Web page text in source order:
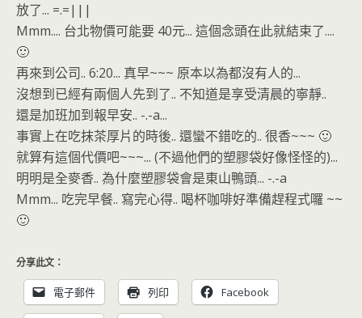
放了... =.=|||
Mmm.... 台北物價可能要 40元... 這個念頭在此就結束了....
🙂
再來到公司.. 6:20... 真早~~~ 原本以為都沒有人的...
沒想到已經有兩個人先到了.. 不知道是享受清晨的寧靜..
還是加班加到報早安.. -.-a...
事實上在吃抹茶厚片的時後.. 還蠻不錯吃的.. 很香~~~ 🙂
就算有這個代價吧~~~... (不過他們的塑膠袋好像怪怪的)...
明明是全麥香.. 為什麼塑膠袋會是東山鴨頭... -.-a
Mmm... 吃完早餐.. 寫完心得.. 喝杯咖啡好準備趕程式囉 ~~
🙂
分享此文：
電子郵件 列印 Facebook